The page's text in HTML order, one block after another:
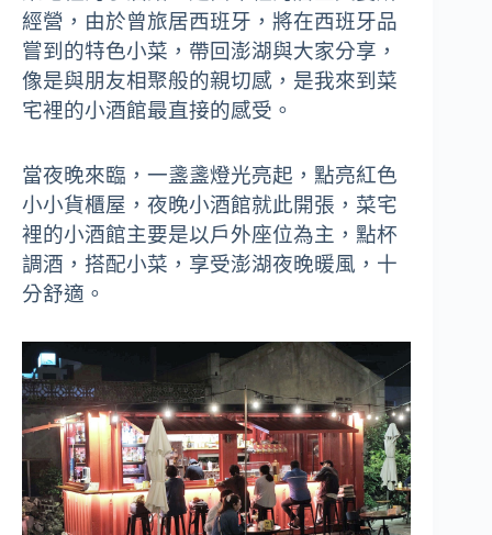
經營，由於曾旅居西班牙，將在西班牙品
嘗到的特色小菜，帶回澎湖與大家分享，
像是與朋友相聚般的親切感，是我來到菜
宅裡的小酒館最直接的感受。
當夜晚來臨，一盞盞燈光亮起，點亮紅色
小小貨櫃屋，夜晚小酒館就此開張，菜宅
裡的小酒館主要是以戶外座位為主，點杯
調酒，搭配小菜，享受澎湖夜晚暖風，十
分舒適。